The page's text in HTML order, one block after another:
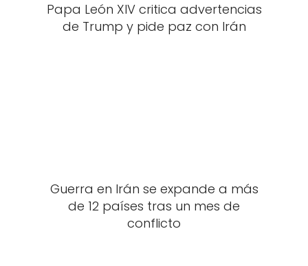
Papa León XIV critica advertencias
de Trump y pide paz con Irán
Guerra en Irán se expande a más
de 12 países tras un mes de
conflicto